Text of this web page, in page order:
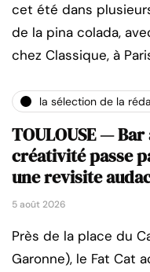
cet été dans
de la pina colada,
chez Classique, à
la sélection de la
TOULOUSE —
créativité passe
une revisite
5 août 2026
Près de la place du
Garonne), le Fat Cat